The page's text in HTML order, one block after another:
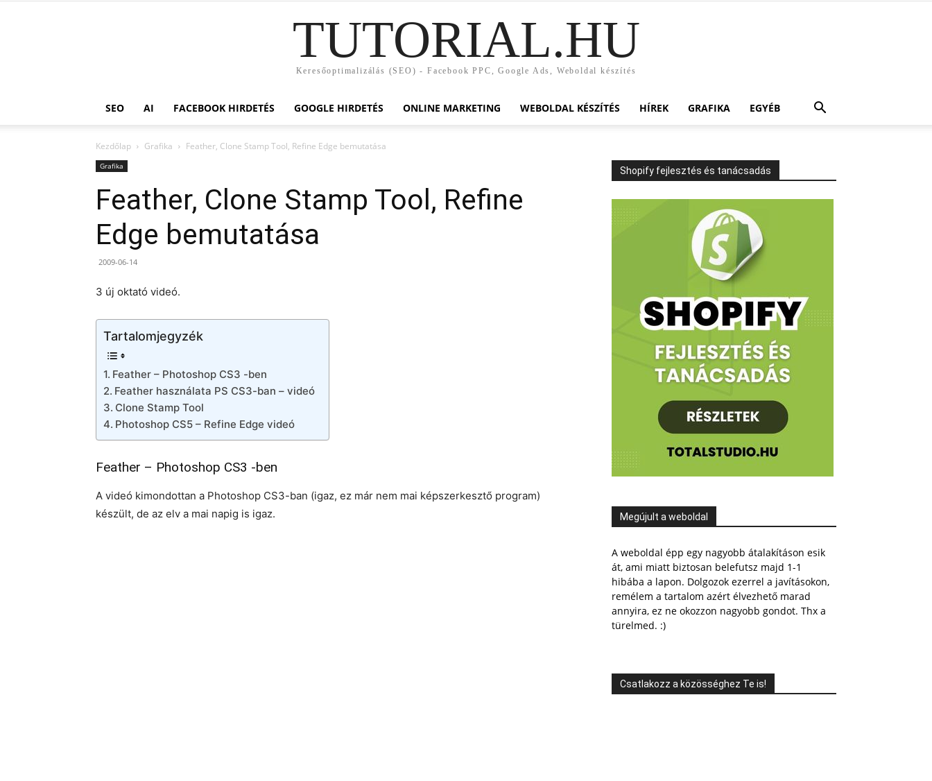
TUTORIAL.HU
Keresőoptimalizálás (SEO) - Facebook PPC, Google Ads, Weboldal készítés
SEO AI FACEBOOK HIRDETÉS GOOGLE HIRDETÉS ONLINE MARKETING WEBOLDAL KÉSZÍTÉS HÍREK GRAFIKA EGYÉB
Kezdőlap Grafika Feather, Clone Stamp Tool, Refine Edge bemutatása
Grafika
Feather, Clone Stamp Tool, Refine
Edge bemutatása
2009-06-14
3 új oktató videó.
Tartalomjegyzék
Feather – Photoshop CS3 -ben
Feather használata PS CS3-ban – videó
Clone Stamp Tool
Photoshop CS5 – Refine Edge videó
Feather – Photoshop CS3 -ben
A videó kimondottan a Photoshop CS3-ban (igaz, ez már nem mai képszerkesztő program)
készült, de az elv a mai napig is igaz.
Shopify fejlesztés és tanácsadás
Megújult a weboldal
A weboldal épp egy nagyobb átalakításon esik
át, ami miatt biztosan belefutsz majd 1-1
hibába a lapon. Dolgozok ezerrel a javításokon,
remélem a tartalom azért élvezhető marad
annyira, ez ne okozzon nagyobb gondot. Thx a
türelmed. :)
Csatlakozz a közösséghez Te is!